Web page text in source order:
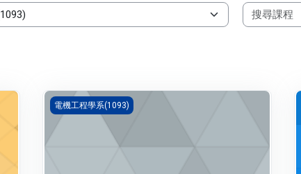
電子學 二(1093_B4EE000087A)
電機工程學系(1093)